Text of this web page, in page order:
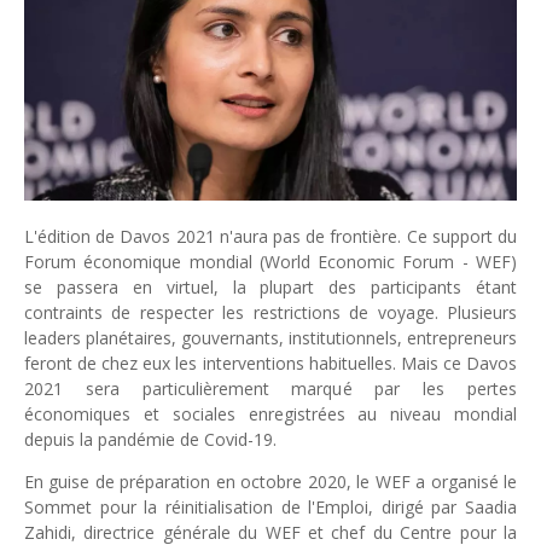
Unknown-
Jul 06 2026
Chine : des investissements à l'étranger plus encadrés
Unknown
Jul 01 2026
Economie hôtelière : la connectivité comme levier
Unknown-Jun 27 2026
Pays du Golfe : nouveau paradigme, nouvelles priorités
Unknown- Jun 22 2026
Unknown -Jun 18 2026
Rendez-vous golfique : Mazagan joue sa carte
Unknown-Jun 11 2026
Course à l'IA : Meta envisage une importante levée de fonds
Unknown -Jun 06 2026
Banques centrales : indépendantes jusqu'où ?
Unknown-Jun 02 2026
VTC : Yango Group veut accélérer en Afrique
Marques françaises : Chanel aux sommets de la
Tsirisoa Edition -May 13 2026
Art et médias sociaux : à l'ère de la "présence ciblée"
L'édition de Davos 2021 n'aura pas de frontière. Ce support du
Forum économique mondial (World Economic Forum - WEF)
se passera en virtuel, la plupart des participants étant
contraints de respecter les restrictions de voyage. Plusieurs
leaders planétaires, gouvernants, institutionnels, entrepreneurs
feront de chez eux les interventions habituelles. Mais ce Davos
2021 sera particulièrement marqué par les pertes
économiques et sociales enregistrées au niveau mondial
depuis la pandémie de Covid-19.
En guise de préparation en octobre 2020, le WEF a organisé le
Sommet pour la réinitialisation de l'Emploi, dirigé par Saadia
Zahidi, directrice générale du WEF et chef du Centre pour la